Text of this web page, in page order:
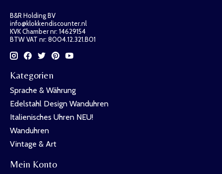
B&R Holding BV
info@klokkendiscounter.nl
KVK Chamber nr: 14629154
BTW VAT nr: 8004.12.321.B01
Kategorien
Sprache & Währung
Edelstahl Design Wanduhren
Italienisches Uhren NEU!
Wanduhren
Vintage & Art
Mein Konto